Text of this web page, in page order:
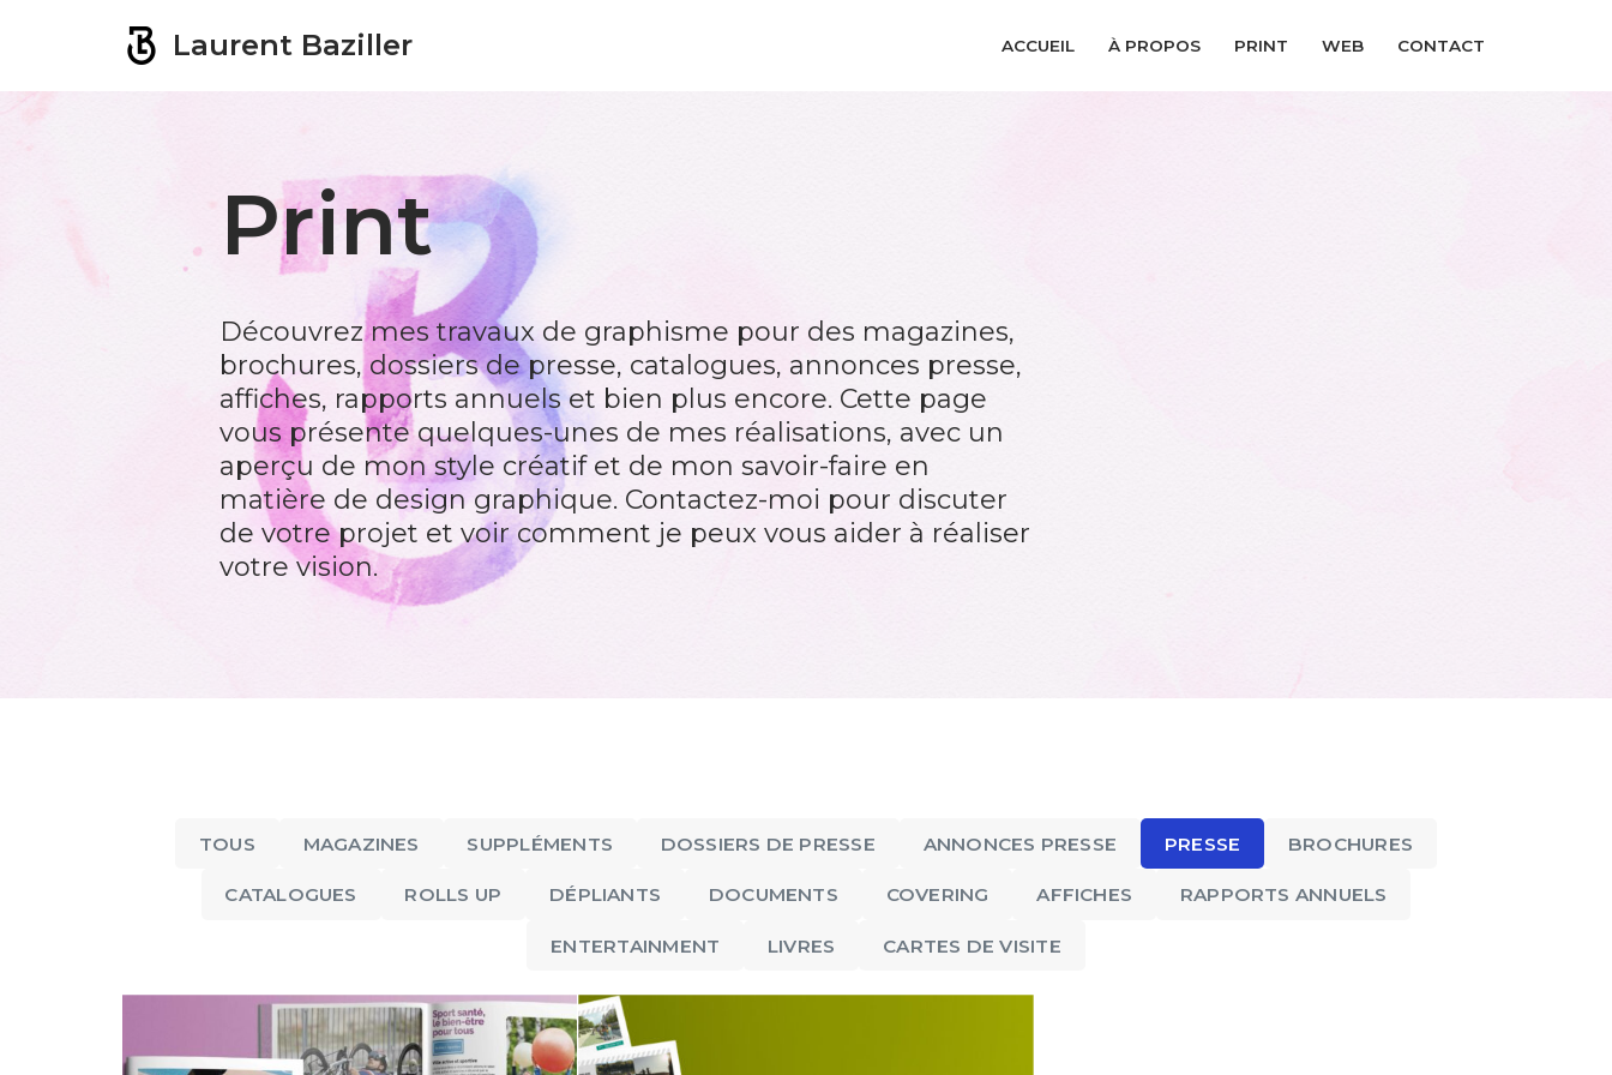
au
Laurent Baziller ACCUEIL À PROPOS PRINT WEB CONTACT
Print
Découvrez mes travaux de graphisme pour des magazines,
brochures, dossiers de presse, catalogues, annonces presse,
affiches, rapports annuels et bien plus encore. Cette page
vous présente quelques-unes de mes réalisations, avec un
aperçu de mon style créatif et de mon savoir-faire en
matière de design graphique. Contactez-moi pour discuter
de votre projet et voir comment je peux vous aider à réaliser
votre vision.
TOUS MAGAZINES SUPPLÉMENTS DOSSIERS DE PRESSE ANNONCES PRESSE PRESSE BROCHURES
CATALOGUES ROLLS UP DÉPLIANTS DOCUMENTS COVERING AFFICHES RAPPORTS ANNUELS
ENTERTAINMENT LIVRES CARTES DE VISITE